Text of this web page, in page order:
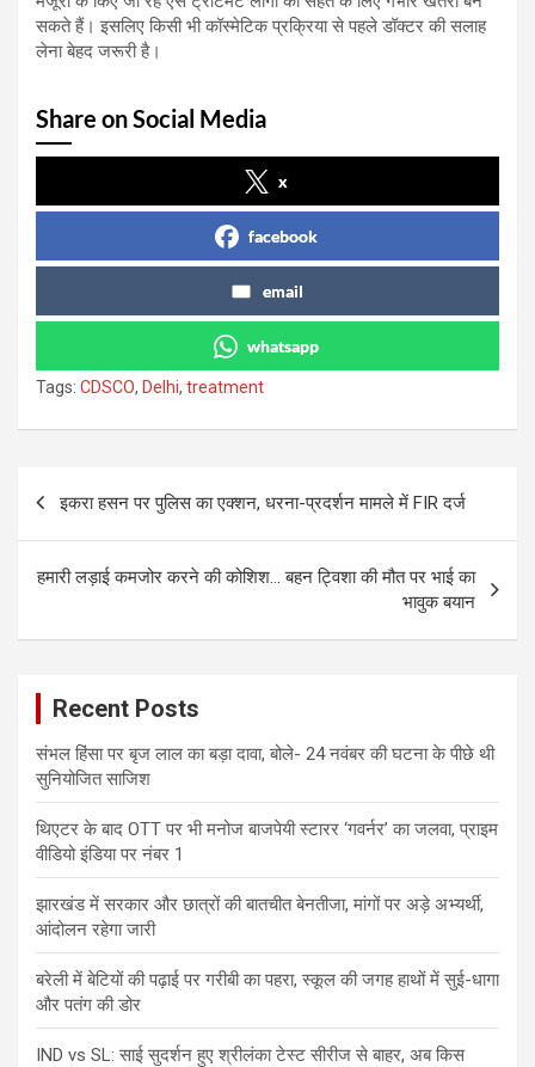
सकते हैं। इसलिए किसी भी कॉस्मेटिक प्रक्रिया से पहले डॉक्टर की सलाह
लेना बेहद जरूरी है।
Share on Social Media
x
facebook
email
whatsapp
Tags: CDSCO, Delhi, treatment
navigation
इकरा हसन पर पुलिस का एक्शन, धरना-प्रदर्शन मामले में FIR दर्ज
हमारी लड़ाई कमजोर करने की कोशिश… बहन ट्विशा की मौत पर भाई का
भावुक बयान
Recent Posts
संभल हिंसा पर बृज लाल का बड़ा दावा, बोले- 24 नवंबर की घटना के पीछे थी
सुनियोजित साजिश
थिएटर के बाद OTT पर भी मनोज बाजपेयी स्टारर ‘गवर्नर’ का जलवा, प्राइम
वीडियो इंडिया पर नंबर 1
झारखंड में सरकार और छात्रों की बातचीत बेनतीजा, मांगों पर अड़े अभ्यर्थी,
आंदोलन रहेगा जारी
बरेली में बेटियों की पढ़ाई पर गरीबी का पहरा, स्कूल की जगह हाथों में सुई-धागा
और पतंग की डोर
IND vs SL: साई सुदर्शन हुए श्रीलंका टेस्ट सीरीज से बाहर, अब किस